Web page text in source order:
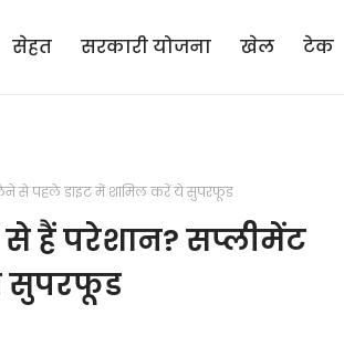
सेहत सरकारी योजना खेल टेक
से पहले डाइट में शामिल करें ये सुपरफूड
हैं परेशान? सप्लीमेंट
सुपरफूड